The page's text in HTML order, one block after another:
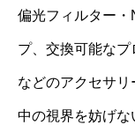
偏光フィルター・
プ、交換可能な
などのアクセサ
中の視界を妨げ